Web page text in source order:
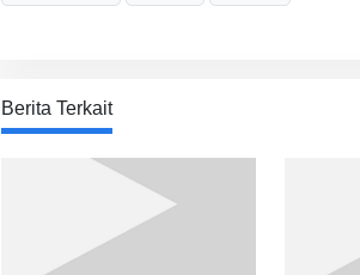
Berita Terkait